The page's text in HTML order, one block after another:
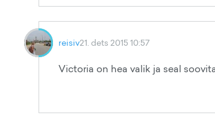
reisiv21. dets 2015 10:57
Victoria on hea valik ja seal